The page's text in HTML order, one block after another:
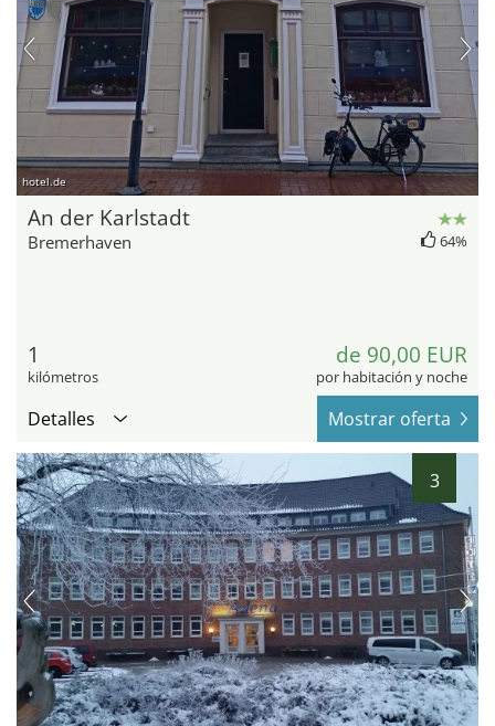
hotel.de
An der Karlstadt
Bremerhaven 64%
1
kilómetros
de 90,00 EUR
por habitación y noche
Detalles Mostrar oferta
3